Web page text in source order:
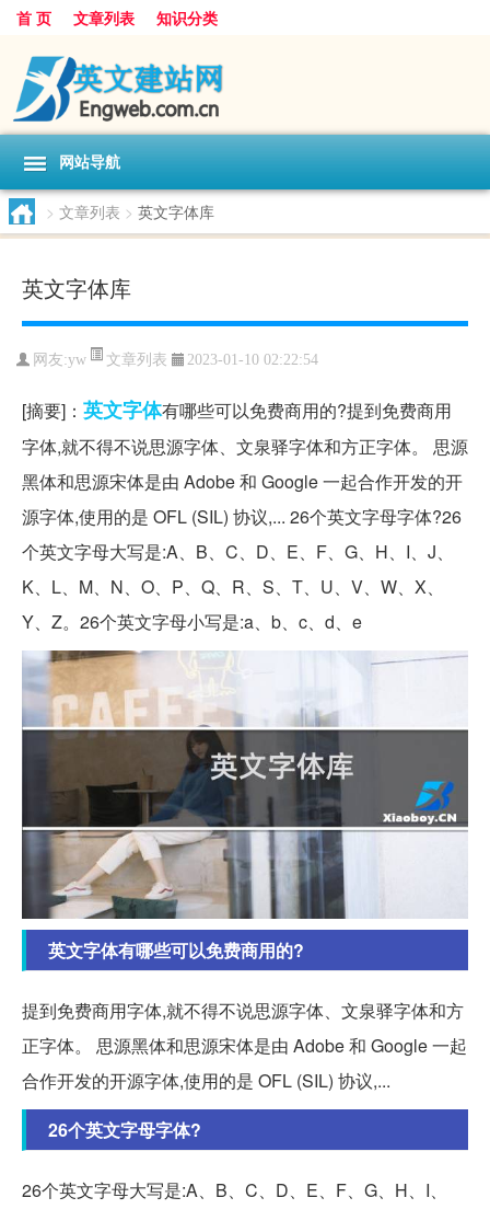
首 页 文章列表 知识分类
网站导航
> 文章列表 > 英文字体库
英文字体库
网友:yw 文章列表 2023-01-10 02:22:54
[摘要]： 英文字体有哪些可以免费商用的?提到免费商用
字体,就不得不说思源字体、文泉驿字体和方正字体。 思源
黑体和思源宋体是由 Adobe 和 Google 一起合作开发的开
源字体,使用的是 OFL (SIL) 协议,... 26个英文字母字体?26
个英文字母大写是:A、B、C、D、E、F、G、H、I、J、
K、L、M、N、O、P、Q、R、S、T、U、V、W、X、
Y、Z。26个英文字母小写是:a、b、c、d、e
英文字体有哪些可以免费商用的?
提到免费商用字体,就不得不说思源字体、文泉驿字体和方
正字体。 思源黑体和思源宋体是由 Adobe 和 Google 一起
合作开发的开源字体,使用的是 OFL (SIL) 协议,...
26个英文字母字体?
26个英文字母大写是:A、B、C、D、E、F、G、H、I、